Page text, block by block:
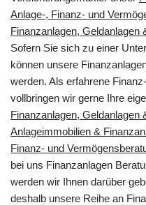
Anlage-, Finanz- und
Finanzanlagen,
Sofern Sie sich zu einer
können unsere
werden. Als erfahrene
vollbringen wir gerne Ihre
Finanzanlagen,
Anlageimmobilien &
Finanz- und
bei uns Finanzanlagen
werden wir Ihnen darüber
deshalb unsere Reihe an